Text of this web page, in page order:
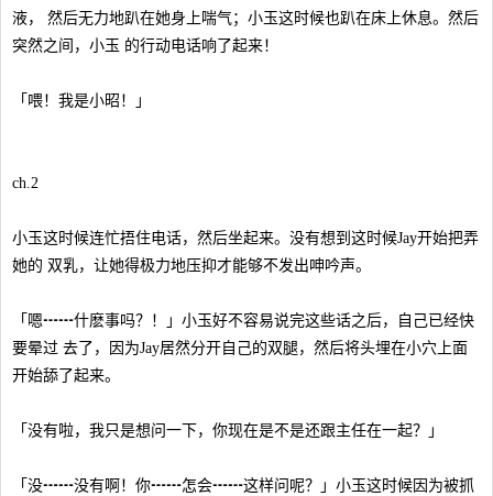
液， 然后无力地趴在她身上喘气；小玉这时候也趴在床上休息。然后
突然之间，小玉 的行动电话响了起来！
「喂！我是小昭！」
ch.2
小玉这时候连忙捂住电话，然后坐起来。没有想到这时候Jay开始把弄
她的 双乳，让她得极力地压抑才能够不发出呻吟声。
「嗯┅┅什麽事吗？！」小玉好不容易说完这些话之后，自己已经快
要晕过 去了，因为Jay居然分开自己的双腿，然后将头埋在小穴上面
开始舔了起来。
「没有啦，我只是想问一下，你现在是不是还跟主任在一起？」
「没┅┅没有啊！你┅┅怎会┅┅这样问呢？」小玉这时候因为被抓